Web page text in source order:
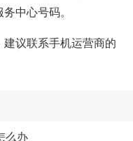
中心号码。
议联系手机运营商的
么办